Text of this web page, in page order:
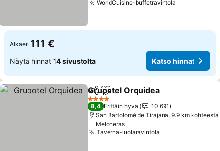
WorldCuisine-buffetravintola
Alkaen 111 €
Näytä hinnat 14 sivustolta Katso hinnat
Jaa Lisää suosikkeihin
Grupotel Orquidea
4 Tähtiluokitus
8,4 Erittäin hyvä
10 691
San Bartolomé de Tirajana, 9.9 km kohteesta
Meloneras
Taverna-luolaravintola